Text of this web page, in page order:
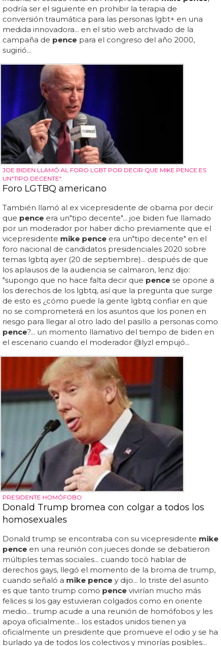
podría ser el siguiente en prohibir la terapia de
conversión traumática para las personas lgbt+ en una
medida innovadora... en el sitio web archivado de la
campaña de pence para el congreso del año 2000,
sugirió...
JOE BIDEN LLAMÓ AL FORO LGBT POR DECIR QUE MIKE PENCE ES
UN"TIPO DECENTE".
Foro LGTBQ americano
También llamó al ex vicepresidente de obama por decir
que pence era un"tipo decente"... joe biden fue llamado
por un moderador por haber dicho previamente que el
vicepresidente mike pence era un"tipo decente" en el
foro nacional de candidatos presidenciales 2020 sobre
temas lgbtq ayer (20 de septiembre)... después de que
los aplausos de la audiencia se calmaron, lenz dijo:
"supongo que no hace falta decir que pence se opone a
los derechos de los lgbtq, así que la pregunta que surge
de esto es ¿cómo puede la gente lgbtq confiar en que
no se comprometerá en los asuntos que los ponen en
riesgo para llegar al otro lado del pasillo a personas como
pence?... un momento llamativo del tiempo de biden en
el escenario cuando el moderador @lyzl empujó...
PRESIDENTE HOMÓFOBO
Donald Trump bromea con colgar a todos los
homosexuales
Donald trump se encontraba con su vicepresidente mike
pence en una reunión con jueces donde se debatieron
múltiples temas sociales... cuando tocó hablar de
derechos gays, llegó el momento de la broma de trump,
cuando señaló a mike pence y dijo... lo triste del asunto
es que tanto trump como pence vivirían mucho más
felices si los gay estuvieran colgados como en oriente
medio... trump acude a una reunión de homófobos y les
apoya oficialmente... los estados unidos tienen ya
oficialmente un presidente que promueve el odio y se ha
burlado ya de todos los colectivos y minorías posibles...